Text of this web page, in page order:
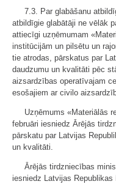
7.3. Par glabāšanu
atbildīgie glabātāji ne vēlāk
attiecīgi uzņēmumam
institūcijām un pilsētu un
tie atrodas, pārskatus par
daudzumu un kvalitāti pēc
aizsardzības operatīvajam
esošajiem ar civilo
Uzņēmums «Materiālās
februāri iesniedz Ārējās
pārskatu par Latvijas
un kvalitāti.
Ārējās tirdzniecības
iesniedz Latvijas